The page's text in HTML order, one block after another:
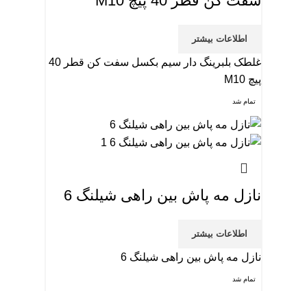
اطلاعات بیشتر
غلطک بلبرینگ دار سیم بکسل سفت کن قطر 40
پیچ M10
تمام شد
نازل مه پاش بین راهی شیلنگ 6
اطلاعات بیشتر
نازل مه پاش بین راهی شیلنگ 6
تمام شد